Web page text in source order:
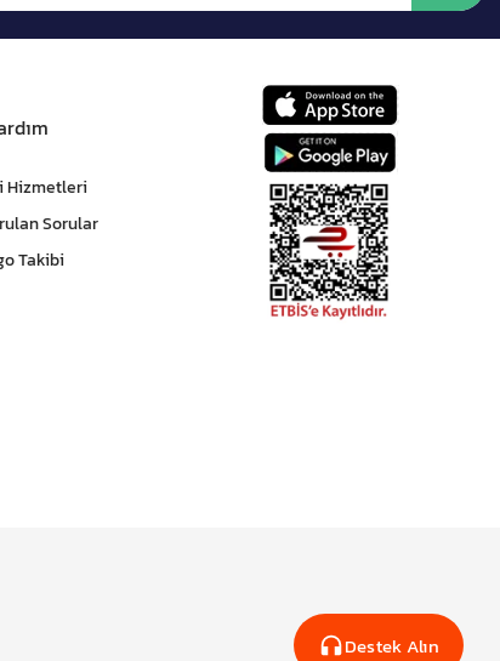
Destek Alın
Hizmetleri
Sorular
Takibi